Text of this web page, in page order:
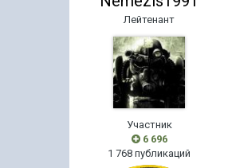
Лейтенант
Участник
6 696
1 768 публикаций